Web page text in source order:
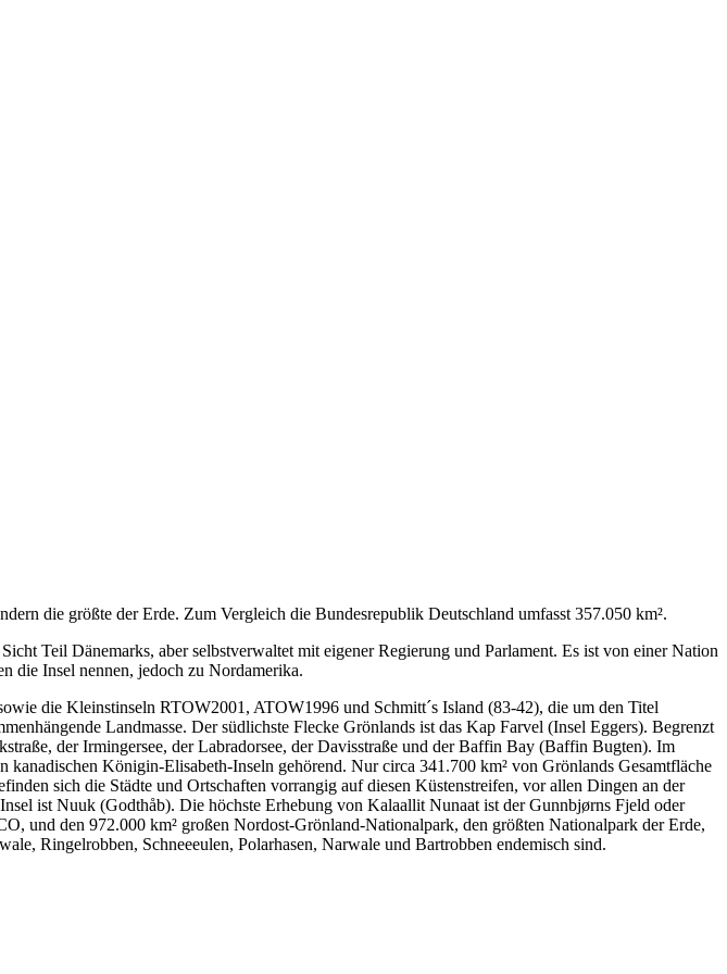
die größte der Erde. Zum Vergleich die Bundesrepublik Deutschland umfasst 357.050 km².
Teil Dänemarks, aber selbstverwaltet mit eigener Regierung und Parlament. Es ist von einer Nation
die Insel nennen, jedoch zu Nordamerika.
die Kleinstinseln RTOW2001, ATOW1996 und Schmitt´s Island (83-42), die um den Titel
Landmasse. Der südlichste Flecke Grönlands ist das Kap Farvel (Insel Eggers). Begrenzt
der Irmingersee, der Labradorsee, der Davisstraße und der Baffin Bay (Baffin Bugten). Im
Königin-Elisabeth-Inseln gehörend. Nur circa 341.700 km² von Grönlands Gesamtfläche
sich die Städte und Ortschaften vorrangig auf diesen Küstenstreifen, vor allen Dingen an der
ist Nuuk (Godthåb). Die höchste Erhebung von Kalaallit Nunaat ist der Gunnbjørns Fjeld oder
und den 972.000 km² großen Nordost-Grönland-Nationalpark, den größten Nationalpark der Erde,
Ringelrobben, Schneeeulen, Polarhasen, Narwale und Bartrobben endemisch sind.